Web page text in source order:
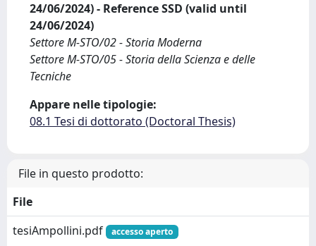
24/06/2024) - Reference SSD (valid until
24/06/2024)
Settore M-STO/02 - Storia Moderna
Settore M-STO/05 - Storia della Scienza e delle
Tecniche
Appare nelle tipologie:
08.1 Tesi di dottorato (Doctoral Thesis)
File in questo prodotto:
File
tesiAmpollini.pdf
accesso aperto